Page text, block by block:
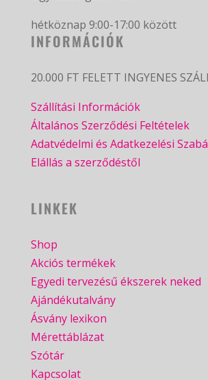
hétköznap 9:00-17:00 között
INFORMÁCIÓK
20.000 FT FELETT INGYENES
Szállítási Információk
Általános Szerződési Feltételek
Adatvédelmi és Adatkezelési
Elállás a szerződéstől
LINKEK
Shop
Akciós termékek
Egyedi tervezésű ékszerek neked
Ajándékutalvány
Ásvány lexikon
Mérettáblázat
Szótár
Kapcsolat